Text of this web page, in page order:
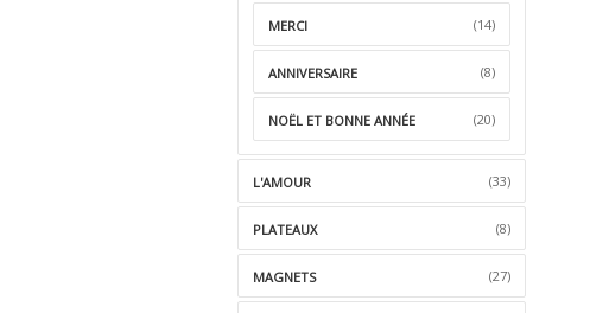
MERCI (14)
ANNIVERSAIRE (8)
NOËL ET BONNE ANNÉE (20)
L'AMOUR (33)
PLATEAUX (8)
MAGNETS (27)